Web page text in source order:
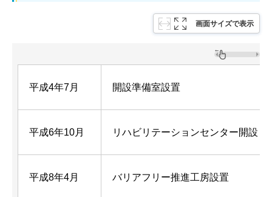
画面サイズで表示
平成4年7月 開設準備室設置
平成6年10月 リハビリテーションセンター開設
平成8年4月 バリアフリー推進工房設置